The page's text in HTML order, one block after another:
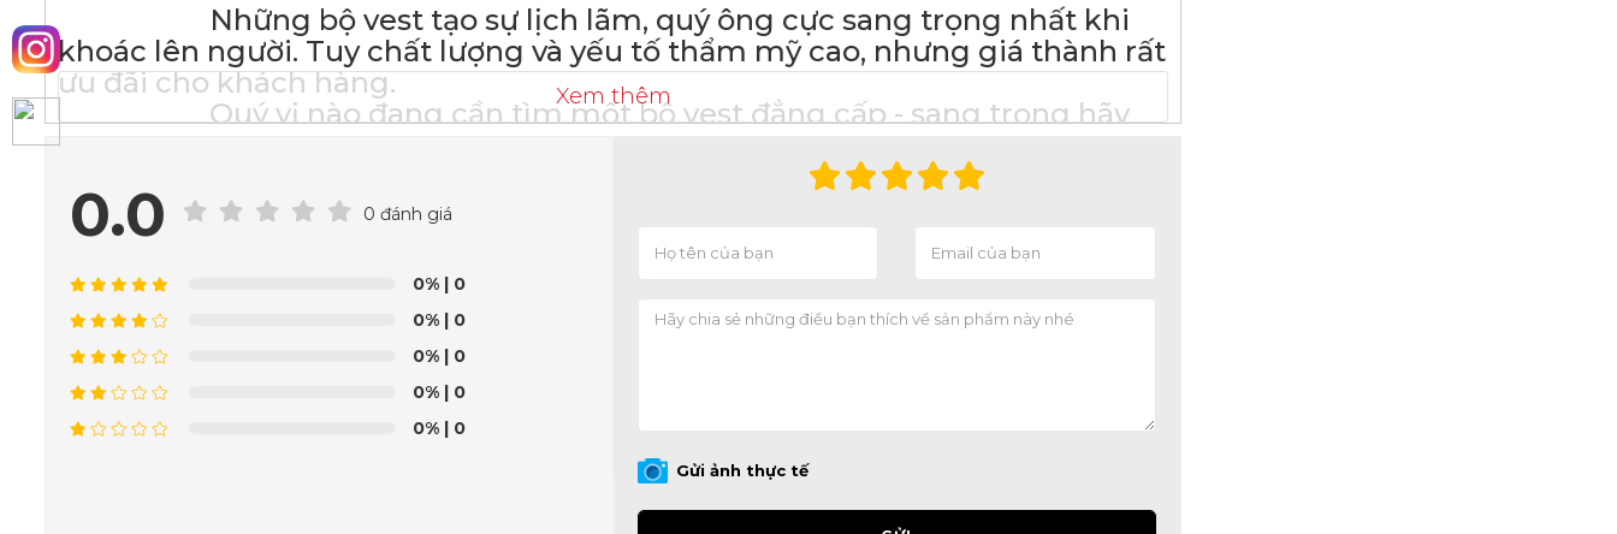
Những bộ vest tạo sự lịch lãm, quý ông cực sang trọng nhất khi
khoác lên người. Tuy chất lượng và yếu tố thẩm mỹ cao, nhưng giá thành rất
ưu đãi cho khách hàng.
Quý vị nào đang cần tìm một bộ vest đẳng cấp - sang trọng hãy
đến ngay Vest Việt nhé!
__________________________________
VEST VIỆT CHUYÊN VEST NAM
MAY SẴN:
☑️Vest nam thời trang.
☑️Vest nam Hàn Quốc trẻ trung.
☑️
☑️
________________________________________
VESTVIET - THƯƠNG HIỆU VESTON
Xem thêm
0.0 0 đánh giá
0% | 0
0% | 0
0% | 0
0% | 0
0% | 0
Gửi ảnh thực tế